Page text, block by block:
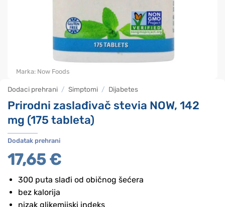
Dodaci prehrani / Simptomi / Dijabetes
Prirodni zaslađivač stevia NOW, 142
mg (175 tableta)
Dodatak prehrani
17,65€
300 puta slađi od običnog šećera
bez kalorija
nizak glikemijski indeks
Marka: Now Foods